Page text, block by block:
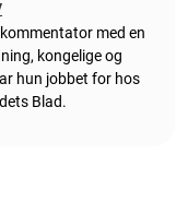
med en
kongelige og
hun jobbet for hos
Blad.